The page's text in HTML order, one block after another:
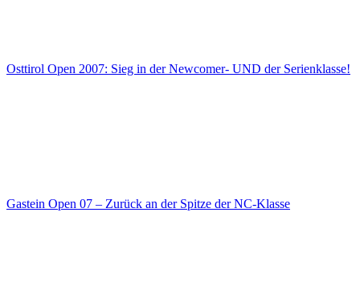
Osttirol Open 2007: Sieg in der Newcomer- UND der Serienklasse!
Gastein Open 07 – Zurück an der Spitze der NC-Klasse